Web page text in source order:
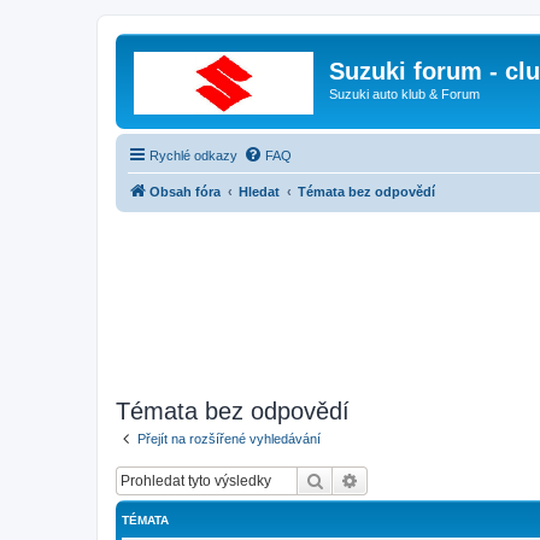
Suzuki forum -
Suzuki auto klub & Forum
Rychlé odkazy FAQ
Obsah fóra Hledat Témata bez odpovědí
Témata bez odpovědí
Přejít na rozšířené vyhledávání
Hledat
TÉMATA